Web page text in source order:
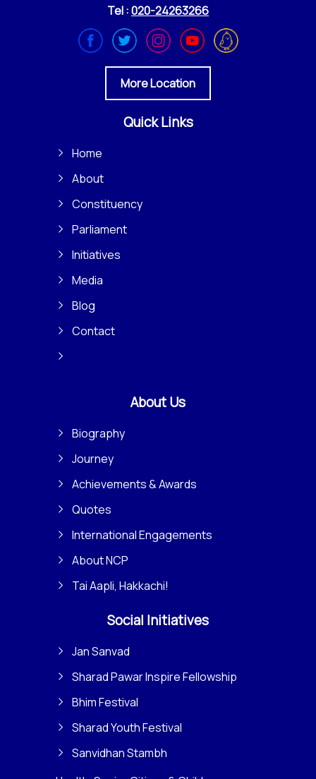
Tel :020-24263266
More Location
Quick Links
Home
About
Constituency
Parliament
Initiatives
Media
Blog
Contact
About Us
Biography
Journey
Achievements & Awards
Quotes
International Engagements
About NCP
Tai Aapli, Hakkachi!
Social Initiatives
Jan Sanvad
Sharad Pawar Inspire Fellowship
Bhim Festival
Sharad Youth Festival
Sanvidhan Stambh